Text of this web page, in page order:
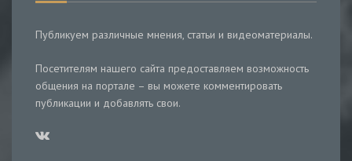
Публикуем различные мнения, статьи и видеоматериалы.
Посетителям нашего сайта предоставляем возможность
общения на портале – вы можете комментировать
публикации и добавлять свои.